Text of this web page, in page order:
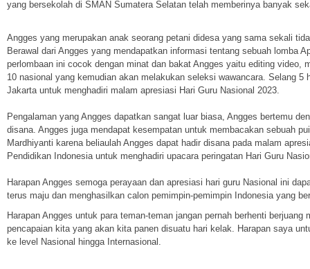
yang bersekolah di SMAN Sumatera Selatan telah memberinya banyak
Angges yang merupakan anak seorang petani didesa yang sama sekali
Berawal dari Angges yang mendapatkan informasi tentang sebuah lomba
perlombaan ini cocok dengan minat dan bakat Angges yaitu editing
10 nasional yang kemudian akan melakukan seleksi wawancara. Selang
Jakarta untuk menghadiri malam apresiasi Hari Guru Nasional 2023.
Pengalaman yang Angges dapatkan sangat luar biasa, Angges bertemu
disana. Angges juga mendapat kesempatan untuk membacakan sebuah
Mardhiyanti karena beliaulah Angges dapat hadir disana pada malam
Pendidikan Indonesia untuk menghadiri upacara peringatan Hari Guru
Harapan Angges semoga perayaan dan apresiasi hari guru Nasional ini
terus maju dan menghasilkan calon pemimpin-pemimpin Indonesia yang
Harapan Angges untuk para teman-teman jangan pernah berhenti
pencapaian kita yang akan kita panen disuatu hari kelak. Harapan saya
ke level Nasional hingga Internasional.